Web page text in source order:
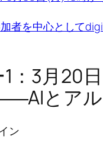
者を中心として
1：3月20
とア
ン